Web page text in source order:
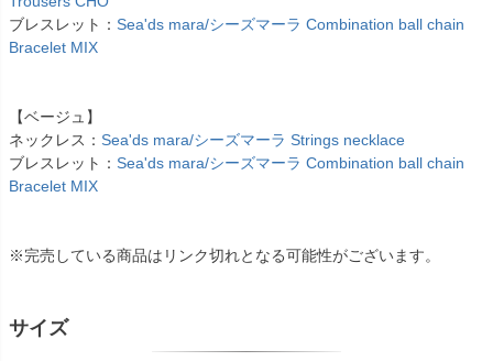
ブレスレット： Sea'ds mara/シーズマーラ Combination ball chain
Bracelet MIX
【ベージュ】
ネックレス： Sea'ds mara/シーズマーラ Strings necklace
ブレスレット： Sea'ds mara/シーズマーラ Combination ball chain
Bracelet MIX
※完売している商品はリンク切れとなる可能性がございます。
サイズ